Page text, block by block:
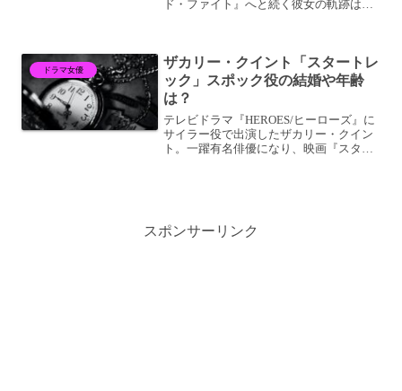
ド・ファイト』へと続く彼女の軌跡は、
へ、クシュの旅は多くの挑戦...
ドラマ女優
ザカリー・クイント「スタートレ
ック」スポック役の結婚や年齢
は？
テレビドラマ『HEROES/ヒーローズ』に
サイラー役で出演したザカリー・クイン
ト。一躍有名俳優になり、映画『スタ
スポンサーリンク